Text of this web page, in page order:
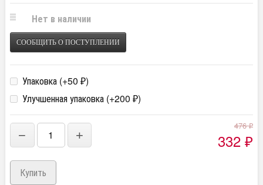
Нет в наличии
СООБЩИТЬ О ПОСТУПЛЕНИИ
Упаковка (+50 ₽)
Улучшенная упаковка (+200 ₽)
− +
476₽
332 ₽